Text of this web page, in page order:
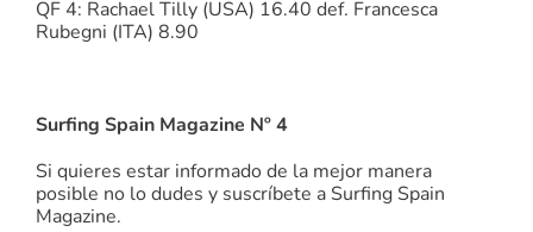
QF 4: Rachael Tilly (USA) 16.40 def. Francesca
Rubegni (ITA) 8.90
Surfing Spain Magazine Nº 4
Si quieres estar informado de la mejor manera
posible no lo dudes y suscríbete a Surfing Spain
Magazine.